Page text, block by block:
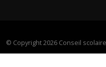
© Copyright 2026 Conseil